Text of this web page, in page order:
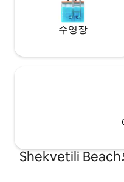
수영장
Shekvetili Beach